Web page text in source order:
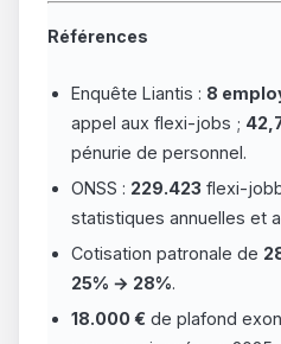
Références
Enquête Liantis : 8
appel aux flexi-jobs ;
pénurie de personnel.
ONSS : 229.423 flexi-
statistiques annuelles et
Cotisation patronale de
25% → 28%.
18.000 € de plafond